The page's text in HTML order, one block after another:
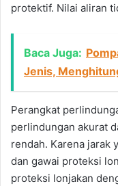
protektif. Nilai aliran
Baca Juga:
Jenis,
Perangkat
perlindungan akurat
rendah. Karena jarak
dan gawai proteksi
proteksi lonjakan